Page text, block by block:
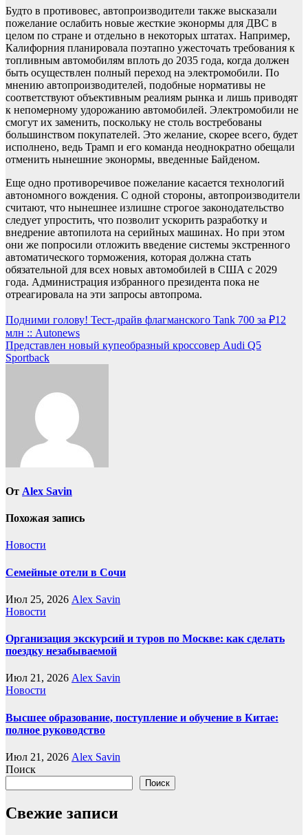
Будто в противовес, автопроизводители также высказали
пожелание ослабить новые жесткие эконормы для ДВС в
целом по стране и отдельно в некоторых штатах. Например,
Калифорния планировала поэтапно ужесточать требования к
топливным автомобилям вплоть до 2035 года, когда должен
быть осуществлен полный переход на электромобили. По
мнению автопроизводителей, подобные нормативы не
соответствуют объективным реалиям рынка и лишь приводят
к непомерному удорожанию автомобилей. Электромобили не
смогут их заменить, поскольку не столь востребованы
большинством покупателей. Это желание, скорее всего, будет
исполнено, ведь Трамп и его команда неоднократно обещали
отменить нынешние эконормы, введенные Байденом.
Еще одно противоречивое пожелание касается технологий
автономного вождения. С одной стороны, автопроизводители
считают, что нынешнее излишне строгое законодательство
следует упростить, что позволит ускорить разработку и
внедрение автопилота на серийных машинах. Но при этом
они же попросили отложить введение системы экстренного
автоматического торможения, которая должна стать
обязательной для всех новых автомобилей в США с 2029
года. Администрация избранного президента пока не
отреагировала на эти запросы автопрома.
Навигация
по
записям
Подними голову! Тест-драйв флагманского Tank 700 за ₽12
млн :: Autonews
Представлен новый купеобразный кроссовер Audi Q5
Sportback
От Alex Savin
Похожая запись
Новости
Семейные отели в Сочи
Июл 25, 2026 Alex Savin
Новости
Организация экскурсий и туров по Москве: как сделать
поездку незабываемой
Июл 21, 2026 Alex Savin
Новости
Высшее образование, поступление и обучение в Китае:
полное руководство
Июл 21, 2026 Alex Savin
Поиск
Поиск
Свежие записи